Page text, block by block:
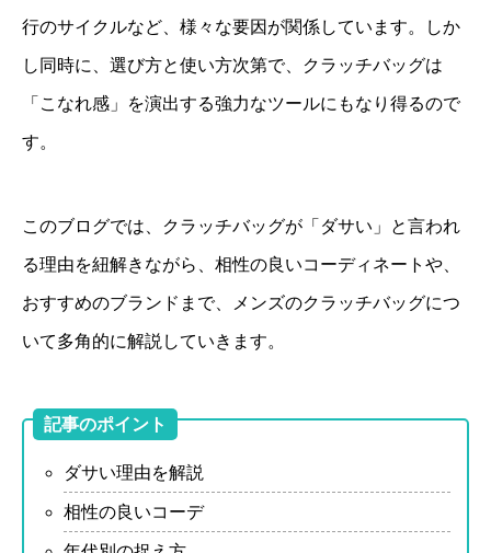
行のサイクルなど、様々な要因が関係しています。しか
し同時に、選び方と使い方次第で、クラッチバッグは
「こなれ感」を演出する強力なツールにもなり得るので
す。
このブログでは、クラッチバッグが「ダサい」と言われ
る理由を紐解きながら、相性の良いコーディネートや、
おすすめのブランドまで、メンズのクラッチバッグにつ
いて多角的に解説していきます。
記事のポイント
ダサい理由を解説
相性の良いコーデ